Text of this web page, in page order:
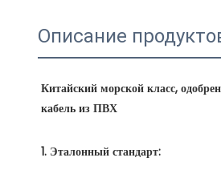
Описание
Китайский морской класс,